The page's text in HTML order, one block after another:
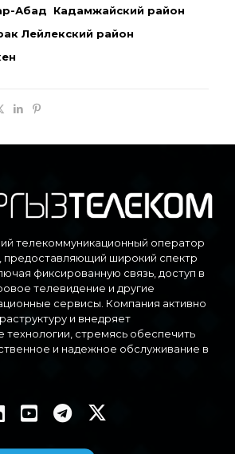
Абад Кадамжайский район
Лейлекский район
телекоммуникационный оператор
предоставляющий широкий спектр
фиксированную связь, доступ в
телевидение и другие
сервисы. Компания активно
и внедряет
технологии, стремясь обеспечить
и надежное обслуживание в